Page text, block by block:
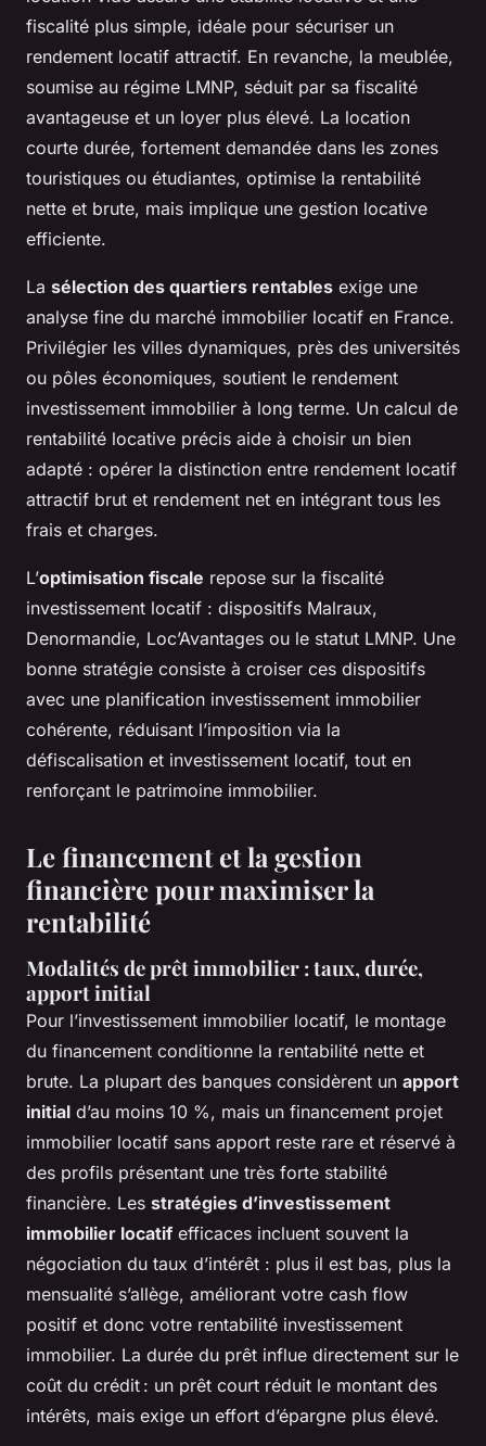
fiscalité plus simple, idéale pour sécuriser un
rendement locatif attractif. En revanche, la meublée,
soumise au régime LMNP, séduit par sa fiscalité
avantageuse et un loyer plus élevé. La location
courte durée, fortement demandée dans les zones
touristiques ou étudiantes, optimise la rentabilité
nette et brute, mais implique une gestion locative
efficiente.
La sélection des quartiers rentables exige une
analyse fine du marché immobilier locatif en France.
Privilégier les villes dynamiques, près des universités
ou pôles économiques, soutient le rendement
investissement immobilier à long terme. Un calcul de
rentabilité locative précis aide à choisir un bien
adapté : opérer la distinction entre rendement locatif
attractif brut et rendement net en intégrant tous les
frais et charges.
L’optimisation fiscale repose sur la fiscalité
investissement locatif : dispositifs Malraux,
Denormandie, Loc’Avantages ou le statut LMNP. Une
bonne stratégie consiste à croiser ces dispositifs
avec une planification investissement immobilier
cohérente, réduisant l’imposition via la
défiscalisation et investissement locatif, tout en
renforçant le patrimoine immobilier.
Le financement et la gestion
financière pour maximiser la
rentabilité
Modalités de prêt immobilier : taux, durée,
apport initial
Pour l’investissement immobilier locatif, le montage
du financement conditionne la rentabilité nette et
brute. La plupart des banques considèrent un apport
initial d’au moins 10 %, mais un financement projet
immobilier locatif sans apport reste rare et réservé à
des profils présentant une très forte stabilité
financière. Les stratégies d’investissement
immobilier locatif efficaces incluent souvent la
négociation du taux d’intérêt : plus il est bas, plus la
mensualité s’allège, améliorant votre cash flow
positif et donc votre rentabilité investissement
immobilier. La durée du prêt influe directement sur le
coût du crédit : un prêt court réduit le montant des
intérêts, mais exige un effort d’épargne plus élevé.